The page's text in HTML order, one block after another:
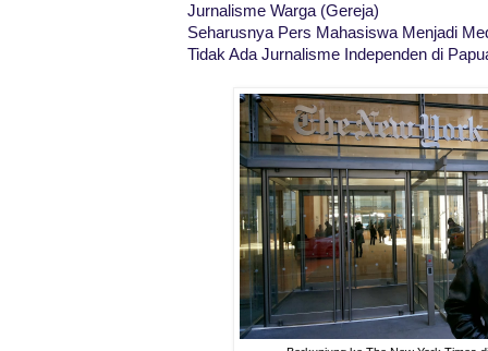
Jurnalisme Warga (Gereja)
Seharusnya Pers Mahasiswa Menjadi
Tidak Ada Jurnalisme Independen di